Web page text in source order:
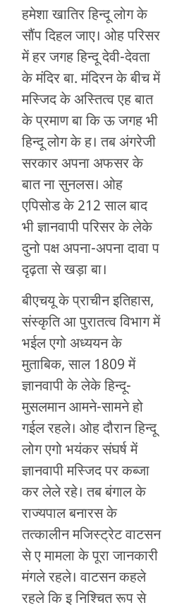
हमेशा खातिर हिन्दू लोग के
सौंप दिहल जाए। ओह परिसर
में हर जगह हिन्दू देवी-देवता
के मंदिर बा. मंदिरन के बीच में
मस्जिद के अस्तित्व एह बात
के प्रमाण बा कि ऊ जगह भी
हिन्दू लोग के ह। तब अंगरेजी
सरकार अपना अफसर के
बात ना सुनलस। ओह
एपिसोड के 212 साल बाद
भी ज्ञानवापी परिसर के लेके
दुनो पक्ष अपना-अपना दावा प
दृढ़ता से खड़ा बा।
बीएचयू के प्राचीन इतिहास,
संस्कृति आ पुरातत्व विभाग में
भईल एगो अध्ययन के
मुताबिक, साल 1809 में
ज्ञानवापी के लेके हिन्दू-
मुसलमान आमने-सामने हो
गईल रहले। ओह दौरान हिन्दू
लोग एगो भयंकर संघर्ष में
ज्ञानवापी मस्जिद पर कब्जा
कर लेले रहे। तब बंगाल के
राज्यपाल बनारस के
तत्कालीन मजिस्ट्रेट वाटसन
से ए मामला के पूरा जानकारी
मंगले रहले। वाटसन कहले
रहले कि इ निश्चित रूप से